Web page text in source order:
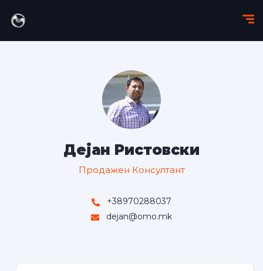
Дејан Ристовски
Продажен Консултант
+38970288037
dejan@omo.mk